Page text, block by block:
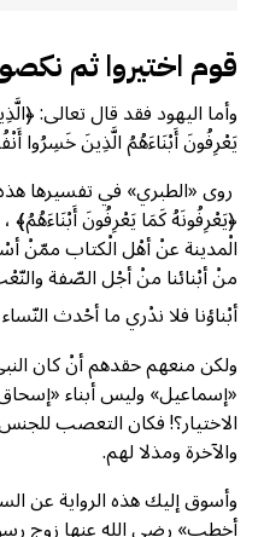
قوم اختيروا ثم
وأما اليهود فقد قال تعالى:
يَعْرِفُونَ أَبْنَاءَهُمُ الَّذِينَ خَسِرُوا
روى «الطبري» في تفسيرها
﴿يَعْرِفُونَهُ كَمَا يَعْرِفُونَ
الْمدينة عنْ أهْل الْكتاب ممّنْ
منْ أبْنائنا منْ أجْل الصّفة
أبْناؤنا فلا ندْري ما أحْدث
ولكن منعهم حقدهم أنْ كان
«إسماعيل» وليس أبناء
الاختيار؟! فكان التعصب
والآخرة ومذلا لهم.
وأسوق إليك هذه الرواية عن